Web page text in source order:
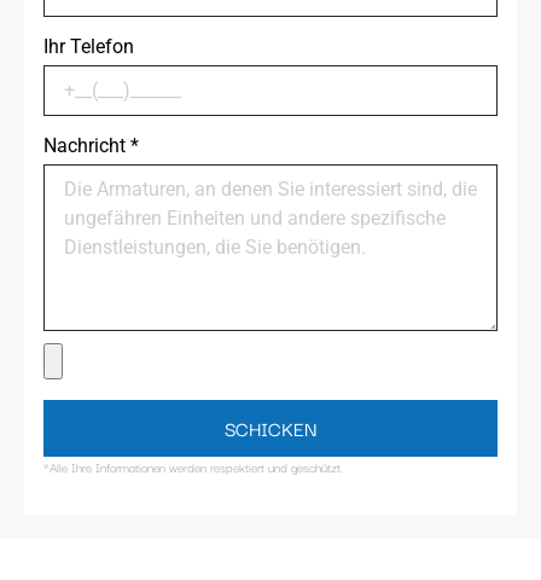
Ihr Telefon
Nachricht *
SCHICKEN
*Alle Ihre Informationen werden respektiert und geschützt.